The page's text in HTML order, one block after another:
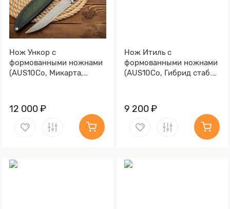
Нож Ункор с
формованными ножнами
(AUS10Co, Микарта,
12 000 ₽
Нож Итиль с
формованными ножнами
(AUS10Co, Гибрид стаб.
9 200 ₽